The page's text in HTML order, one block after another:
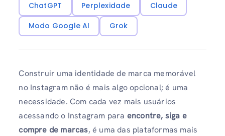
ChatGPT Perplexidade
Claude
Modo Google AI
Grok
Construir uma identidade de marca memorável
no Instagram não é mais algo opcional; é uma
necessidade. Com cada vez mais usuários
acessando o Instagram para encontre, siga e
compre de marcas, é uma das plataformas mais